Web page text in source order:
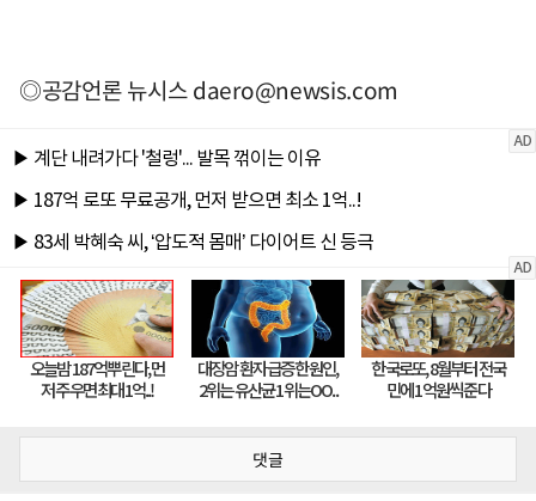
◎공감언론 뉴시스daero@newsis.com
댓글